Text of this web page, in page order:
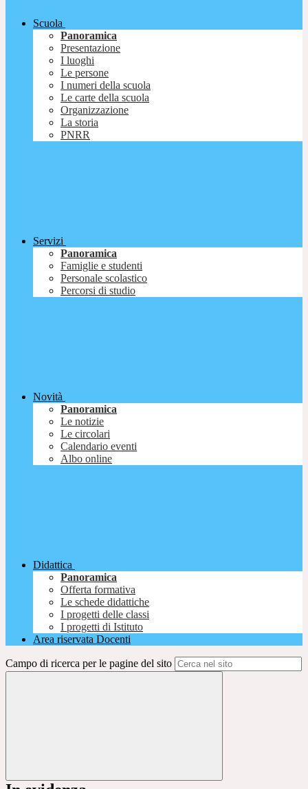
Scuola
Panoramica
Presentazione
I luoghi
Le persone
I numeri della scuola
Le carte della scuola
Organizzazione
La storia
PNRR
Servizi
Panoramica
Famiglie e studenti
Personale scolastico
Percorsi di studio
Novità
Panoramica
Le notizie
Le circolari
Calendario eventi
Albo online
Didattica
Panoramica
Offerta formativa
Le schede didattiche
I progetti delle classi
I progetti di Istituto
Area riservata Docenti
Campo di ricerca per le pagine del sito